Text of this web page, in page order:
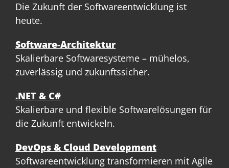
Die Zukunft der Softwareentwicklung ist
heute.
Software-Architektur
Skalierbare Softwaresysteme – mühelos,
zuverlässig und zukunftssicher.
.NET & C#
Skalierbare und flexible Softwarelösungen für
die Zukunft entwickeln.
DevOps & Cloud Development
Softwareentwicklung transformieren mit Agile